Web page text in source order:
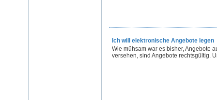
Ich will elektronische Angebote legen
Wie mühsam war es bisher, Angebote
versehen, sind Angebote rechtsgültig.